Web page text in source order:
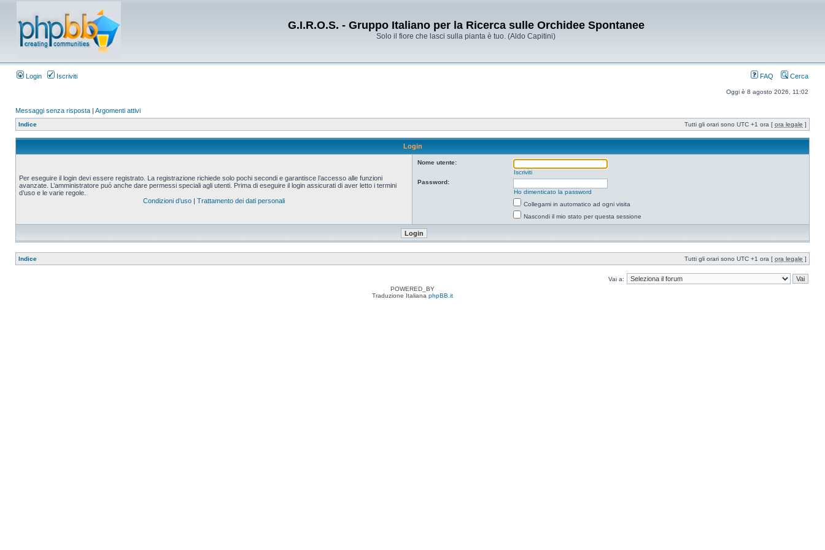
G.I.R.O.S. - Gruppo Italiano per la Ricerca sulle Orchidee Spontanee
Solo il fiore che lasci sulla pianta è tuo. (Aldo Capitini)
Login Iscriviti FAQ Cerca
Oggi è 8 agosto 2026, 11:02
Messaggi senza risposta | Argomenti attivi
Indice Tutti gli orari sono UTC +1 ora [ ora legale ]
Login
Per eseguire il login devi essere registrato. La registrazione richiede solo pochi secondi e garantisce l’accesso alle funzioni
avanzate. L’amministratore puó anche dare permessi speciali agli utenti. Prima di eseguire il login assicurati di aver letto i termini
d’uso e le varie regole.
Condizioni d’uso | Trattamento dei dati personali
Nome utente:
Iscriviti
Password:
Ho dimenticato la password
Collegami in automatico ad ogni visita
Nascondi il mio stato per questa sessione
Indice Tutti gli orari sono UTC +1 ora [ ora legale ]
Vai a:
POWERED_BY
Traduzione Italiana phpBB.it